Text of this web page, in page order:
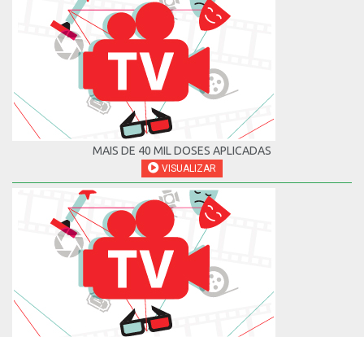
MAIS DE 40 MIL DOSES APLICADAS
VISUALIZAR